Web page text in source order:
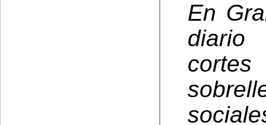
En
diario